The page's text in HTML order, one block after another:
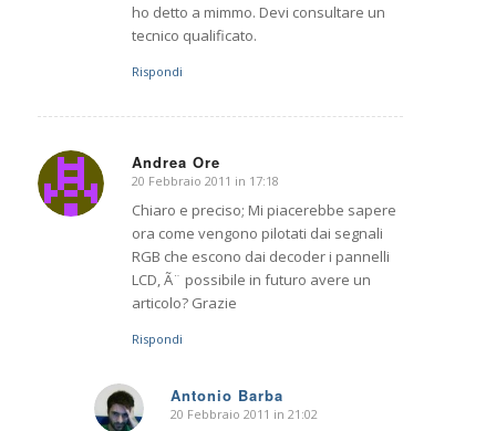
ho detto a mimmo. Devi consultare un
tecnico qualificato.
Rispondi
Andrea Ore
dice:
20 Febbraio 2011 in 17:18
Chiaro e preciso; Mi piacerebbe sapere
ora come vengono pilotati dai segnali
RGB che escono dai decoder i pannelli
LCD, Ã¨ possibile in futuro avere un
articolo? Grazie
Rispondi
Antonio Barba
dice:
20 Febbraio 2011 in 21:02